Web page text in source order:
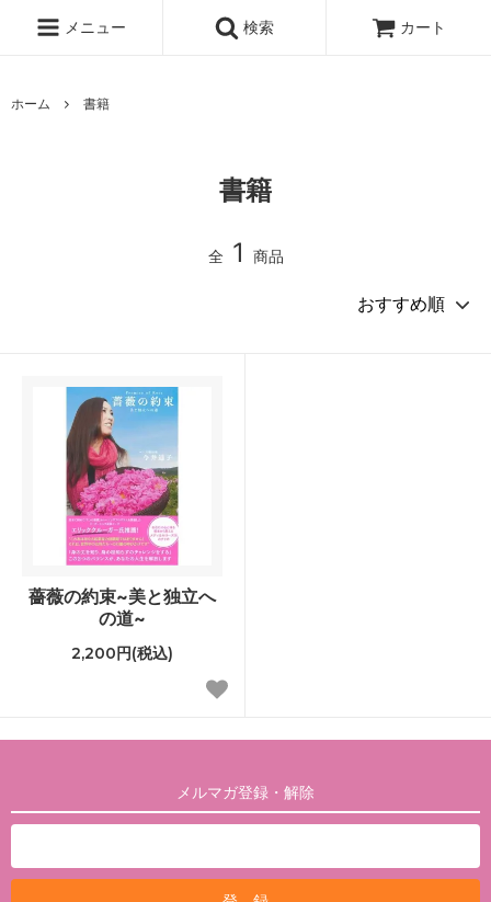
メニュー 検索 カート
ホーム 書籍
書籍
全 1 商品
薔薇の約束~美と独立へ
の道~
2,200円(税込)
メルマガ登録・解除